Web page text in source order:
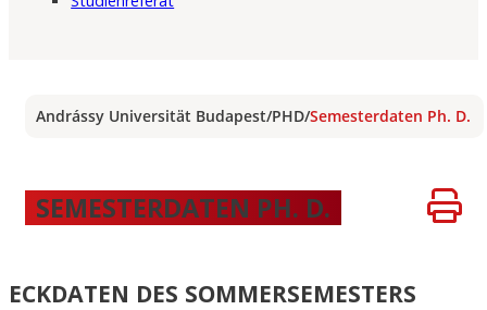
Andrássy Universität Budapest/PHD/Semesterdaten Ph. D.
SEMESTERDATEN PH. D.
ECKDATEN DES SOMMERSEMESTERS